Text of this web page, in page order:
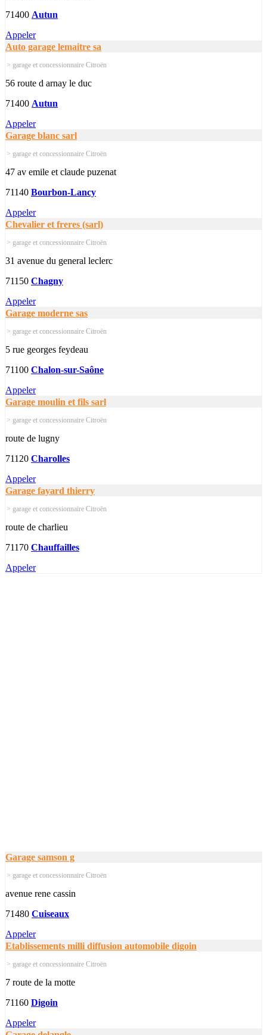
71400 Autun
Appeler
Auto garage lemaitre sa
> garage et concessionnaire Citroën
56 route d arnay le duc
71400 Autun
Appeler
Garage blanc sarl
> garage et concessionnaire Citroën
47 av emile et claude puzenat
71140 Bourbon-Lancy
Appeler
Chevalier et freres (sarl)
> garage et concessionnaire Citroën
31 avenue du general leclerc
71150 Chagny
Appeler
Garage moderne sas
> garage et concessionnaire Citroën
5 rue georges feydeau
71100 Chalon-sur-Saône
Appeler
Garage moulin et fils sarl
> garage et concessionnaire Citroën
route de lugny
71120 Charolles
Appeler
Garage fayard thierry
> garage et concessionnaire Citroën
route de charlieu
71170 Chauffailles
Appeler
Garage samson g
> garage et concessionnaire Citroën
avenue rene cassin
71480 Cuiseaux
Appeler
Etablissements milli diffusion automobile digoin
> garage et concessionnaire Citroën
7 route de la motte
71160 Digoin
Appeler